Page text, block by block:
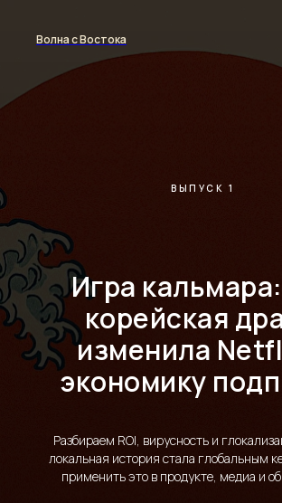
Волна с Востока
ВЫПУСК 1
Игра
корейская
изменила
экономику
Разбираем ROI, вирусность и
локальная история стала глобальным
применить это в продукте, медиа и